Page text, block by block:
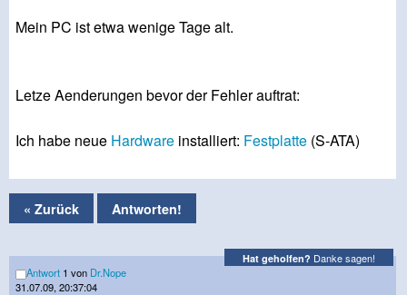
Mein PC ist etwa wenige Tage alt.
Letze Aenderungen bevor der Fehler auftrat:
Ich habe neue Hardware installiert: Festplatte (S-ATA)
« Zurück Antworten!
Hat geholfen? Danke sagen!
Antwort 1 von Dr.Nope
31.07.09, 20:37:04